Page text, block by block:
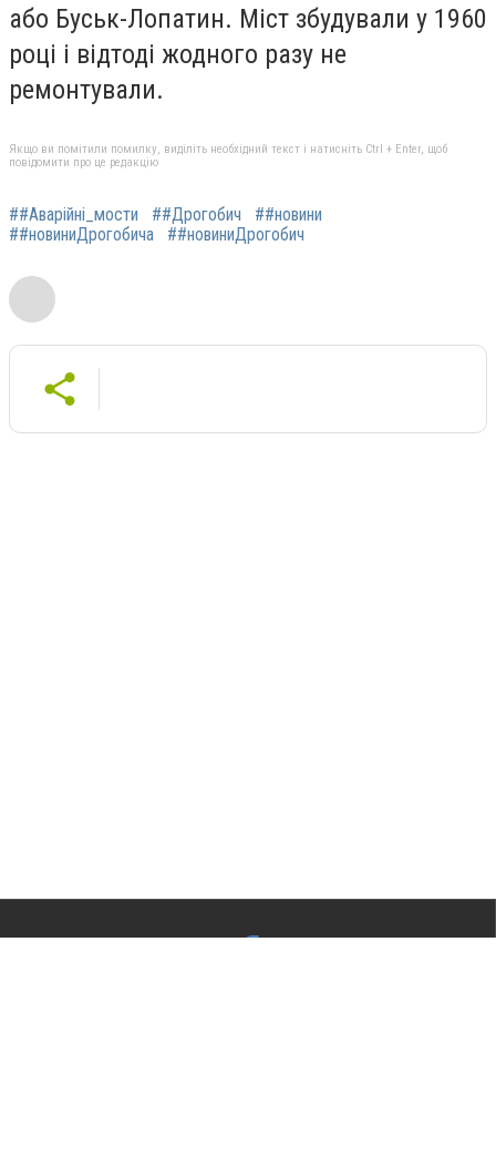
або Буськ-Лопатин. Міст збудували у 1960
році і відтоді жодного разу не
ремонтували.
Якщо ви помітили помилку, виділіть необхідний текст і натисніть Ctrl + Enter, щоб
повідомити про це редакцію
##Аварійні_мости ##Дрогобич
##новини
##новиниДрогобича
##новиниДрогобич